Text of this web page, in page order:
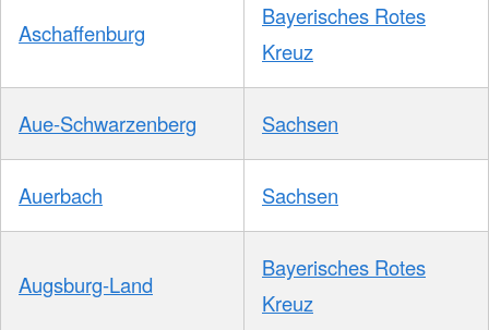
Aschaffenburg
Bayerisches Rotes
Kreuz
Aue-Schwarzenberg Sachsen
Auerbach Sachsen
Augsburg-Land
Bayerisches Rotes
Kreuz